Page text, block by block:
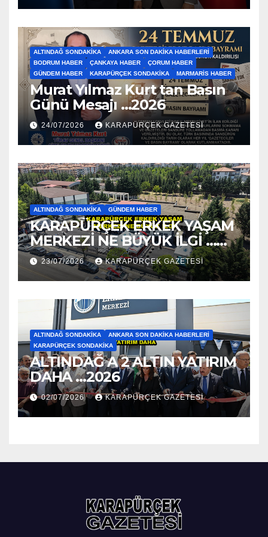
ALTINDAĞ SONDAKIKA
ANKARA SON DAKIKA HABERLERI
BODRUM HABER
ÇANKAYA HABER
ÇORUM HABER
GÜNDEM HABER
KARAPÜRÇEK SONDAKIKA MARMARIS HABER
Murat Yılmaz Kurt tan Basın
Günü Mesajı …2026
24/07/2026 KARAPÜRÇEK GAZETESİ
ALTINDAĞ SONDAKIKA GÜNDEM HABER
KARAPÜRÇEK ERKEK YAŞAM
MERKEZİ NE BÜYÜK İLGİ …
2026
23/07/2026 KARAPÜRÇEK GAZETESİ
ALTINDAĞ SONDAKIKA
ANKARA SON DAKIKA HABERLERI
KARAPÜRÇEK SONDAKIKA
ALTINDAĞ A 2 ALTIN YATIRIM
DAHA …2026
02/07/2026 KARAPÜRÇEK GAZETESİ